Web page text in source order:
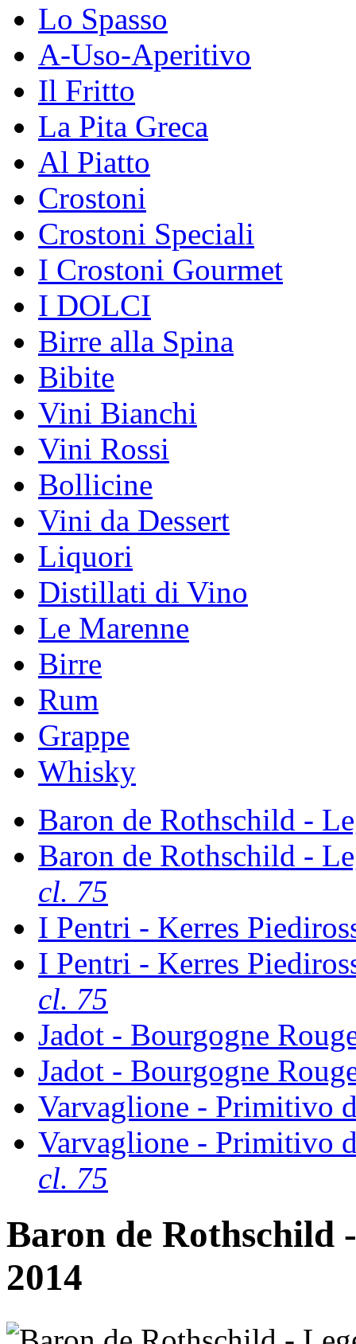
Lo Spasso
A-Uso-Aperitivo
Il Fritto
La Pita Greca
Al Piatto
Crostoni
Crostoni Speciali
I Crostoni Gourmet
I DOLCI
Birre alla Spina
Bibite
Vini Bianchi
Vini Rossi
Bollicine
Vini da Dessert
Liquori
Distillati di Vino
Le Marenne
Birre
Rum
Grappe
Whisky
Baron de Rothschild -
Baron de Rothschild -
cl. 75
I Pentri - Kerres
I Pentri - Kerres
cl. 75
Jadot - Bourgogne
Jadot - Bourgogne
Varvaglione - Primitivo
Varvaglione - Primitivo
cl. 75
Baron de Rothschild
2014